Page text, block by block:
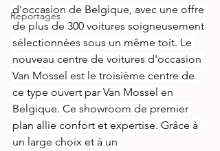
Reportages
d'occasion de Belgique, avec une offre
de plus de 300 voitures soigneusement
sélectionnées sous un même toit. Le
nouveau centre de voitures d'occasion
Van Mossel est le troisième centre de
ce type ouvert par Van Mossel en
Belgique. Ce showroom de premier
plan allie confort et expertise. Grâce à
un large choix et à un